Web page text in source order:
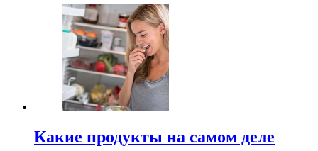
Какие продукты на самом деле